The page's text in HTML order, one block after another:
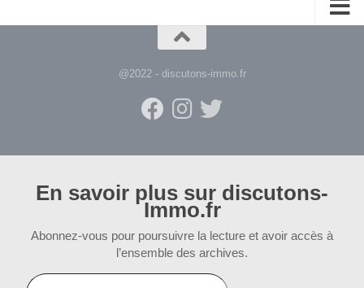
@2022 - discutons-immo.fr
En savoir plus sur discutons-
Immo.fr
Abonnez-vous pour poursuivre la lecture et avoir accès à
l’ensemble des archives.
Saisissez